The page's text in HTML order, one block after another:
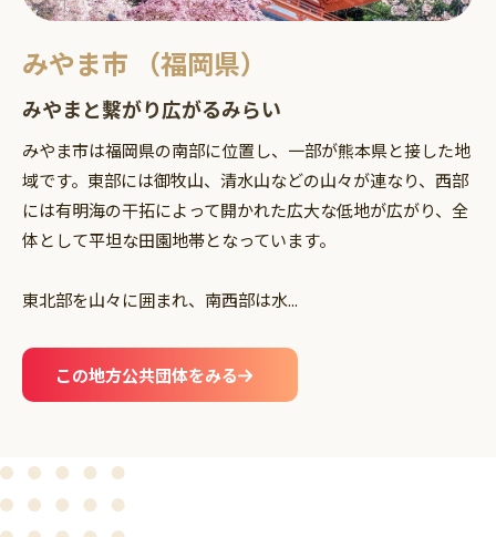
みやま市 （福岡県）
みやまと繫がり広がるみらい
みやま市は福岡県の南部に位置し、一部が熊本県と接した地
域です。東部には御牧山、清水山などの山々が連なり、西部
には有明海の干拓によって開かれた広大な低地が広がり、全
体として平坦な田園地帯となっています。
東北部を山々に囲まれ、南西部は水...
この地方公共団体をみる